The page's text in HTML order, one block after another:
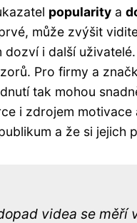
popularity a
může zvýšit
i další
Pro firmy a
tak mohou
i zdrojem motivace
a že si jejich
videa se měří